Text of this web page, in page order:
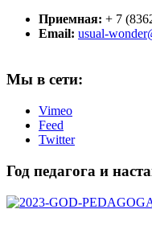
Приемная: + 7
Email: usual-
Мы в сети:
Vimeo
Feed
Twitter
Год педагога и